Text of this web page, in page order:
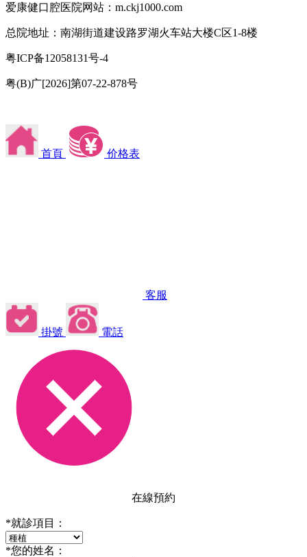
爱康健口腔医院网站：m.ckj1000.com
总院地址：南湖街道建设路罗湖火车站大楼C区1-8楼
粤ICP备12058131号-4
粤(B)广[2026]第07-22-878号
首頁 价格表
客服
掛號 電話
在線預約
*就診項目：
*您的姓名：